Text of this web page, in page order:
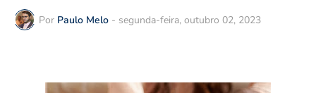
Por Paulo Melo - segunda-feira, outubro 02, 2023